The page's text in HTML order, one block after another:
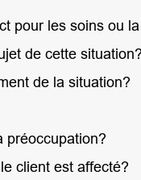
pour les soins ou
de cette situation?
de la situation?
préoccupation?
client est affecté?